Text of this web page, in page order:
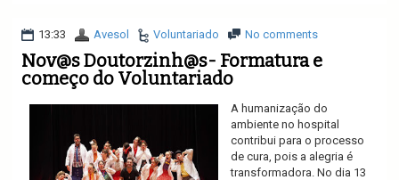
13:33 Avesol Voluntariado No comments
Nov@s Doutorzinh@s- Formatura e
começo do Voluntariado
A humanização do
ambiente no hospital
contribui para o processo
de cura, pois a alegria é
transformadora. No dia 13